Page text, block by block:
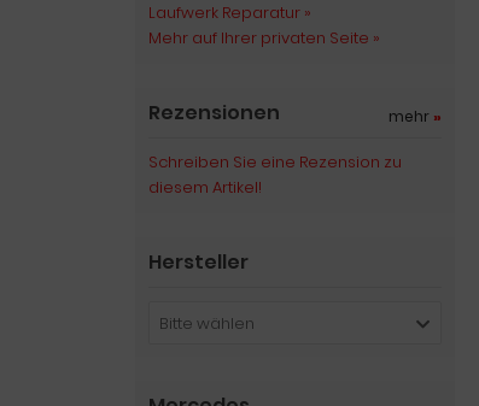
Laufwerk Reparatur »
Mehr auf Ihrer privaten Seite »
Rezensionen mehr »
Schreiben Sie eine Rezension zu
diesem Artikel!
Hersteller
Bitte wählen